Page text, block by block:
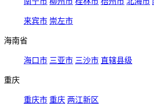
来宾市 崇左市
海南省
海口市 三亚市 三沙市 直辖县级
重庆
重庆市 重庆 两江新区